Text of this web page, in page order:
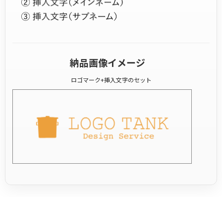
納品画像イメージ
ロゴマーク+挿入文字のセット